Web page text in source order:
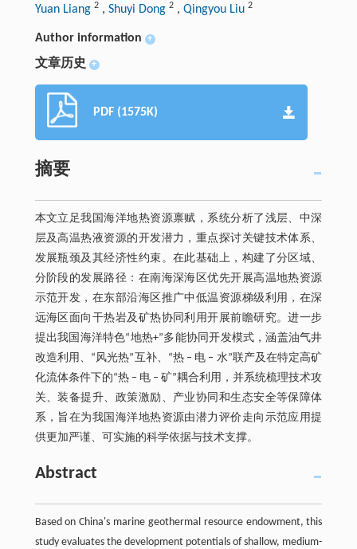
Yuan Liang 2, Shuyi Dong 2, Qingyou Liu 2
Author information +
文章历史 +
PDF (1575K)
摘要
本文立足我国海洋地热资源禀赋，系统分析了浅层、中深
层及高温热液资源的开发潜力，重点探讨关键技术体系、
发展瓶颈及其经济性约束。在此基础上，构建了分区域、
分阶段的发展路径：在南海深海区优先开展高温地热资源
示范开发，在东部沿海区推广中低温资源梯级利用，在深
远海区面向干热岩及矿热协同利用开展前瞻研究。进一步
提出我国海洋特色“地热+”多能协同开发模式，涵盖油气井
改造利用、“风光热”互补、“热 ‒ 电 ‒ 水”联产及在特定高矿
化流体条件下的“热 ‒ 电 ‒ 矿”耦合利用，并系统梳理技术攻
关、装备提升、政策激励、产业协同和生态安全等保障体
系，旨在为我国海洋地热资源由潜力评价走向示范应用提
供更加严谨、可实施的科学依据与技术支撑。
Abstract
Based on China's marine geothermal resource endowment, this
study evaluates the development potentials of shallow, medium-